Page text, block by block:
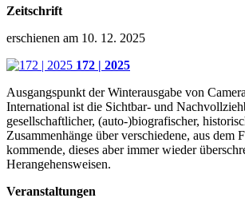
Zeitschrift
erschienen am 10. 12. 2025
172 | 2025
Ausgangspunkt der Winterausgabe von
International ist die Sichtbar- und
gesellschaftlicher, (auto-)biografischer,
Zusammenhänge über verschiedene, aus dem
kommende, dieses aber immer wieder
Herangehensweisen.
Veranstaltungen